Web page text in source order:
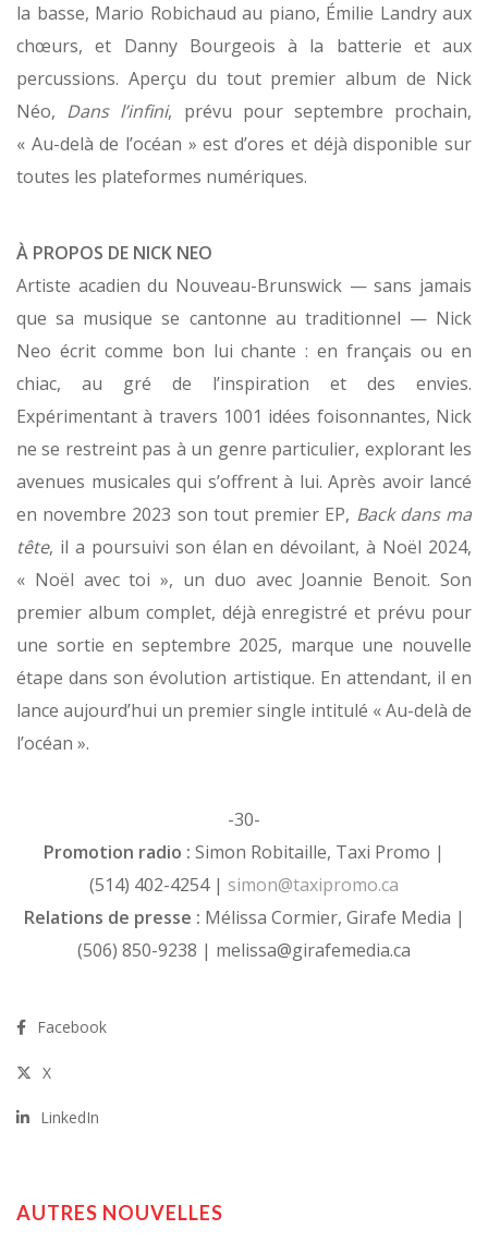
la basse, Mario Robichaud au piano, Émilie Landry aux
chœurs, et Danny Bourgeois à la batterie et aux
percussions. Aperçu du tout premier album de Nick
Néo, Dans l’infini, prévu pour septembre prochain,
« Au-delà de l’océan » est d’ores et déjà disponible sur
toutes les plateformes numériques.
À PROPOS DE NICK NEO
Artiste acadien du Nouveau-Brunswick — sans jamais
que sa musique se cantonne au traditionnel — Nick
Neo écrit comme bon lui chante : en français ou en
chiac, au gré de l’inspiration et des envies.
Expérimentant à travers 1001 idées foisonnantes, Nick
ne se restreint pas à un genre particulier, explorant les
avenues musicales qui s’offrent à lui. Après avoir lancé
en novembre 2023 son tout premier EP, Back dans ma
tête, il a poursuivi son élan en dévoilant, à Noël 2024,
« Noël avec toi », un duo avec Joannie Benoit. Son
premier album complet, déjà enregistré et prévu pour
une sortie en septembre 2025, marque une nouvelle
étape dans son évolution artistique. En attendant, il en
lance aujourd’hui un premier single intitulé « Au-delà de
l’océan ».
-30-
Promotion radio : Simon Robitaille, Taxi Promo |
(514) 402-4254 | simon@taxipromo.ca
Relations de presse : Mélissa Cormier, Girafe Media |
(506) 850-9238 | melissa@girafemedia.ca
Facebook
X
LinkedIn
AUTRES NOUVELLES